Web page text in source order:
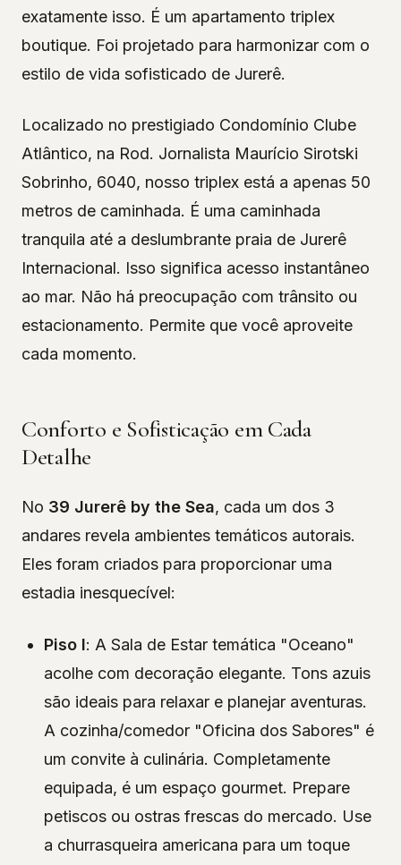
exatamente isso. É um apartamento triplex
boutique. Foi projetado para harmonizar com o
estilo de vida sofisticado de Jurerê.
Localizado no prestigiado Condomínio Clube
Atlântico, na Rod. Jornalista Maurício Sirotski
Sobrinho, 6040, nosso triplex está a apenas 50
metros de caminhada. É uma caminhada
tranquila até a deslumbrante praia de Jurerê
Internacional. Isso significa acesso instantâneo
ao mar. Não há preocupação com trânsito ou
estacionamento. Permite que você aproveite
cada momento.
Conforto e Sofisticação em Cada
Detalhe
No 39 Jurerê by the Sea, cada um dos 3
andares revela ambientes temáticos autorais.
Eles foram criados para proporcionar uma
estadia inesquecível:
Piso I: A Sala de Estar temática "Oceano"
acolhe com decoração elegante. Tons azuis
são ideais para relaxar e planejar aventuras.
A cozinha/comedor "Oficina dos Sabores" é
um convite à culinária. Completamente
equipada, é um espaço gourmet. Prepare
petiscos ou ostras frescas do mercado. Use
a churrasqueira americana para um toque